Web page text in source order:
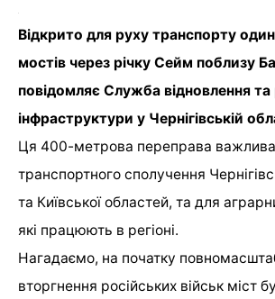
Відкрито для руху транспорту
мостів через річку Сейм поблизу
повідомляє Служба відновлення та
інфраструктури у Чернігівській
Ця 400-метрова переправа
транспортного сполучення
та Київської областей, та для
які працюють в регіоні.
Нагадаємо, на початку
вторгнення російських військ міст